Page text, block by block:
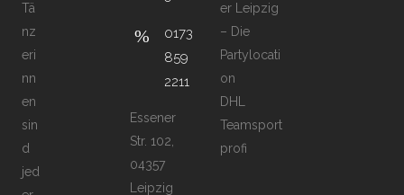
Tä
nz
eri
nn
en
sin
d
jed
0173
859
2211
Essener
Str. 102,
04357
Leipzig
er Leipzig
– Die
Partylocati
on
DHL
Teamsport
profi